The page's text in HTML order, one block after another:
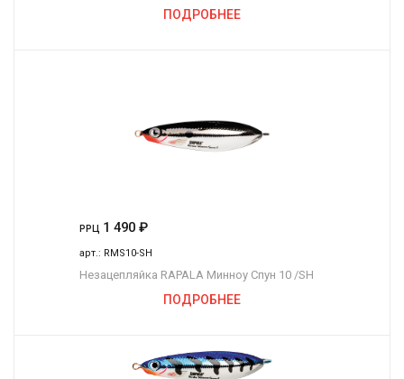
ПОДРОБНЕЕ
РРЦ 1 490 ₽
арт.: RMS10-SH
Незацепляйка RAPALA Минноу Спун 10 /SH
ПОДРОБНЕЕ